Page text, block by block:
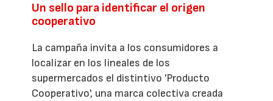
Un sello para identificar el origen
cooperativo
La campaña invita a los consumidores a
localizar en los lineales de los
supermercados el distintivo 'Producto
Cooperativo', una marca colectiva creada